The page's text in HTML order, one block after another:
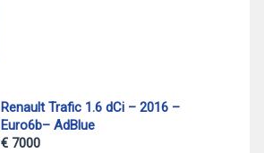
Renault Trafic 1.6 dCi – 2016 –
Euro6b– AdBlue
€ 7000